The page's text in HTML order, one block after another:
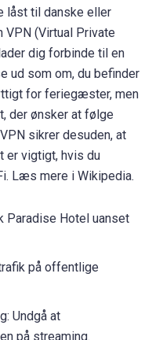
låst til danske eller
(Virtual Private
dig forbinde til en
ud som om, du befinder
for feriegæster, men
der ønsker at følge
sikrer desuden, at
er vigtigt, hvis du
Læs mere i Wikipedia.
Paradise Hotel uanset
på offentlige
Undgå at
på streaming.